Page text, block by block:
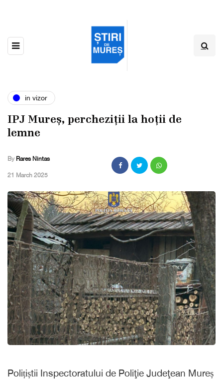
in vizor
IPJ Mureș, percheziții la hoții de
lemne
By Rares Nintas
,21 March 2025
Polițiștii Inspectoratului de Poliţie Judeţean Mureș